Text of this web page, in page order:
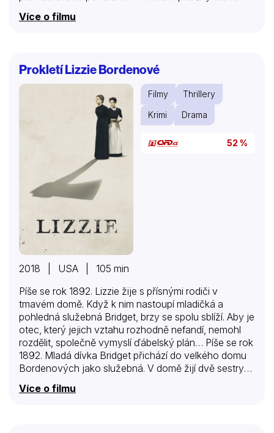
čtenáři, ale také získaly dlouhou řadu napodobitelů
Více o filmu
Prokletí Lizzie Bordenové
Filmy
Thrillery
Krimi
Drama
52 %
2018 | USA | 105 min
Píše se rok 1892. Lizzie žije s přísnými rodiči v
tmavém domě. Když k nim nastoupí mladičká a
pohledná služebná Bridget, brzy se spolu sblíží. Aby je
otec, který jejich vztahu rozhodně nefandí, nemohl
rozdělit, společně vymyslí ďábelský plán… Píše se rok
1892. Mladá dívka Bridget přichází do velkého domu
Bordenových jako služebná. V domě žijí dvě sestry
Lizzie a Emma, jejich otec Andrew a nevlastní matka
Abby. Pan Andrew je velmi přísný, Lizzie občas
Více o filmu